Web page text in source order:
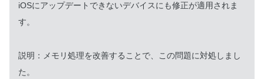
iOSにアップデートできないデバイスにも修正が適用されま
す。
説明：メモリ処理を改善することで、この問題に対処しまし
た。